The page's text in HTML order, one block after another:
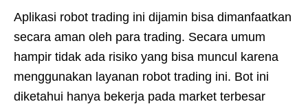
Aplikasi robot trading ini dijamin bisa dimanfaatkan
secara aman oleh para trading. Secara umum
hampir tidak ada risiko yang bisa muncul karena
menggunakan layanan robot trading ini. Bot ini
diketahui hanya bekerja pada market terbesar